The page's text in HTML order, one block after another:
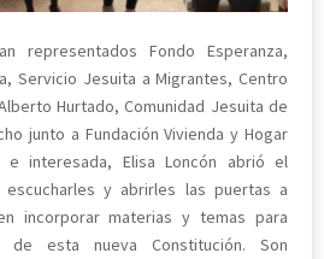
representados Fondo Esperanza,
Servicio Jesuita a Migrantes, Centro
Hurtado, Comunidad Jesuita de
junto a Fundación Vivienda y Hogar
e interesada, Elisa Loncón abrió el
escucharles y abrirles las puertas a
incorporar materias y temas para
esta nueva Constitución. Son